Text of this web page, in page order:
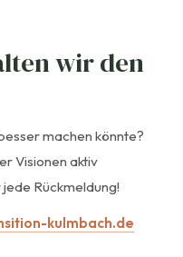
wir den
machen könnte?
Visionen aktiv
Rückmeldung!
kulmbach.de